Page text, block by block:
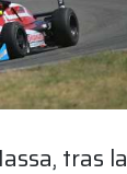
tras la